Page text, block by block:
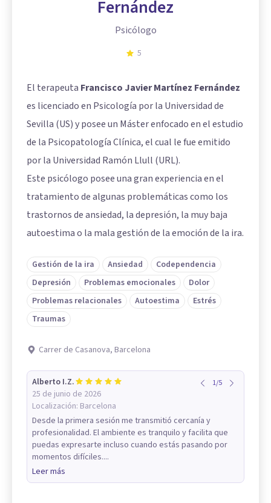
Fernández
Psicólogo
5
El terapeuta Francisco Javier Martínez Fernández
es licenciado en Psicología por la Universidad de
Sevilla (US) y posee un Máster enfocado en el estudio
de la Psicopatología Clínica, el cual le fue emitido
por la Universidad Ramón Llull (URL).
Este psicólogo posee una gran experiencia en el
tratamiento de algunas problemáticas como los
trastornos de ansiedad, la depresión, la muy baja
autoestima o la mala gestión de la emoción de la ira.
Gestión de la ira Ansiedad
Codependencia
Depresión
Problemas emocionales
Dolor
Problemas relacionales
Autoestima
Estrés
Traumas
Carrer de Casanova, Barcelona
Alberto I.Z.
25 de junio de 2026
Localización: Barcelona
1/5
Desde la primera sesión me transmitió cercanía y
profesionalidad. El ambiente es tranquilo y facilita que
puedas expresarte incluso cuando estás pasando por
momentos difíciles....
Leer más